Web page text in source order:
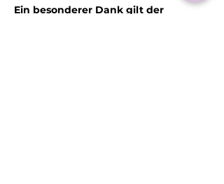
Ein besonderer Dank gilt der